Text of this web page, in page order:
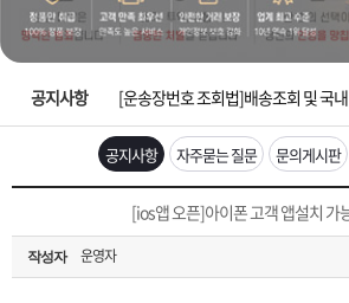
니
워
맨
제
품
은
노
객
마
공지사항
[2026구정 연휴]설 연휴 배송 및 휴무
[ios앱 오픈]아이폰 고객 앱설치 가능
[무인택배함 이용 안내] 집 밖에 주소
공지사항 자주묻는 질문 문의게시판
[ios앱 오픈]아이폰 고객 앱설치 가
작성자 운영자